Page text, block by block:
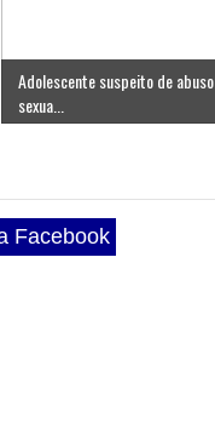
Adolescente suspeito de abuso
sexua...
Facebook